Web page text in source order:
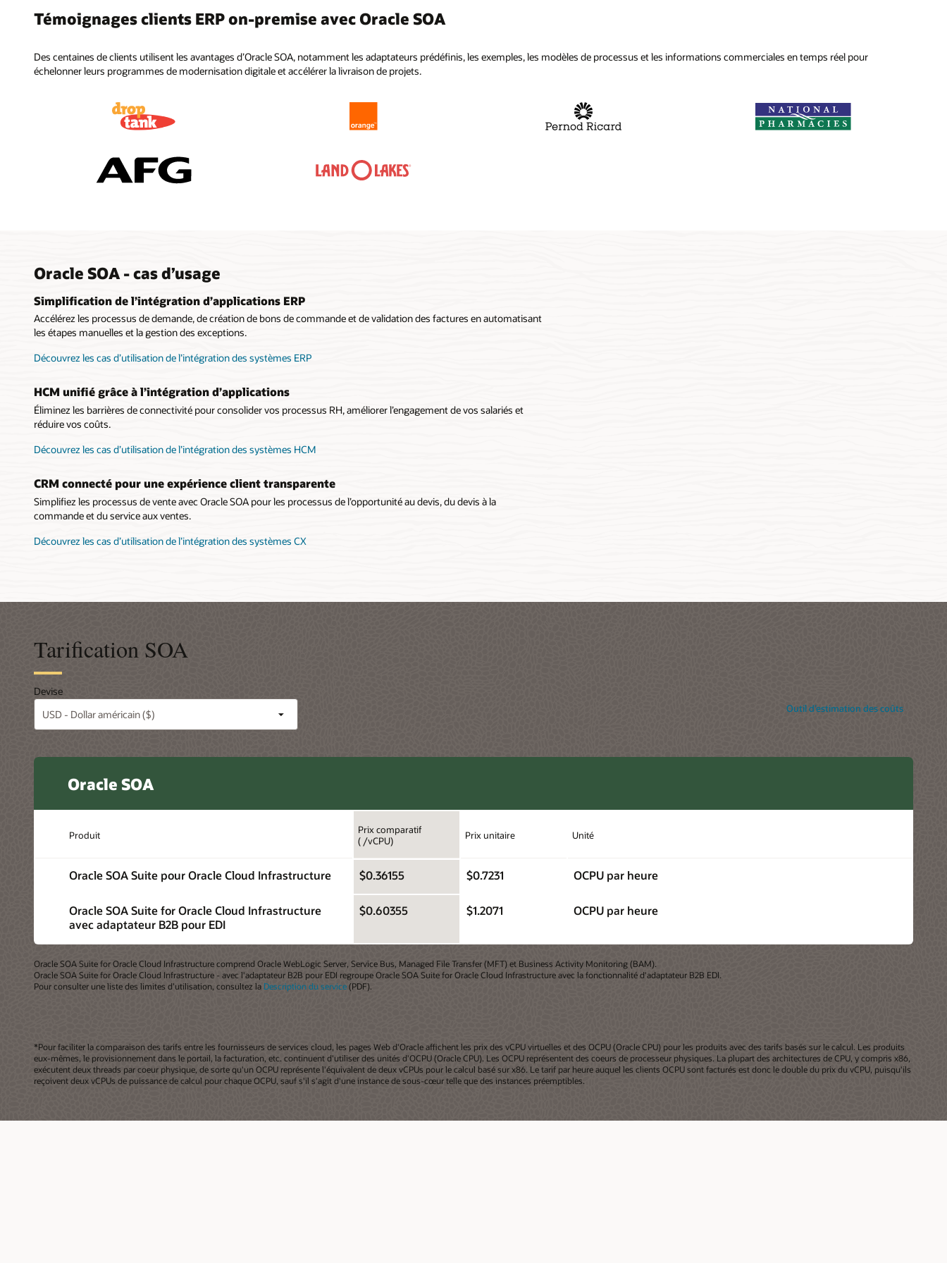
Témoignages clients ERP on-premise avec Oracle SOA
Des centaines de clients utilisent les avantages d’Oracle SOA, notamment les adaptateurs prédéfinis, les exemples, les modèles de processus et les informations commerciales en temps réel pour
échelonner leurs programmes de modernisation digitale et accélérer la livraison de projets.
Oracle SOA - cas d’usage
Simplification de l’intégration d’applications ERP
Accélérez les processus de demande, de création de bons de commande et de validation des factures en automatisant
les étapes manuelles et la gestion des exceptions.
Découvrez les cas d’utilisation de l’intégration des systèmes ERP
HCM unifié grâce à l’intégration d’applications
Éliminez les barrières de connectivité pour consolider vos processus RH, améliorer l’engagement de vos salariés et
réduire vos coûts.
Découvrez les cas d’utilisation de l’intégration des systèmes HCM
CRM connecté pour une expérience client transparente
Simplifiez les processus de vente avec Oracle SOA pour les processus de l’opportunité au devis, du devis à la
commande et du service aux ventes.
Découvrez les cas d’utilisation de l’intégration des systèmes CX
Tarification SOA
Devise
Outil d’estimation des coûts
Oracle SOA
Produit
Prix comparatif
( /vCPU)
Prix unitaire Unité
Oracle SOA Suite pour Oracle Cloud Infrastructure $0.36155 $0.7231 OCPU par heure
Oracle SOA Suite for Oracle Cloud Infrastructure
avec adaptateur B2B pour EDI
$0.60355 $1.2071 OCPU par heure
Oracle SOA Suite for Oracle Cloud Infrastructure comprend Oracle WebLogic Server, Service Bus, Managed File Transfer (MFT) et Business Activity Monitoring (BAM).
Oracle SOA Suite for Oracle Cloud Infrastructure - avec l'adaptateur B2B pour EDI regroupe Oracle SOA Suite for Oracle Cloud Infrastructure avec la fonctionnalité d'adaptateur B2B EDI.
Pour consulter une liste des limites d’utilisation, consultez la Description du service (PDF).
*Pour faciliter la comparaison des tarifs entre les fournisseurs de services cloud, les pages Web d'Oracle affichent les prix des vCPU virtuelles et des OCPU (Oracle CPU) pour les produits avec des tarifs basés sur le calcul. Les produits
eux-mêmes, le provisionnement dans le portail, la facturation, etc. continuent d'utiliser des unités d'OCPU (Oracle CPU). Les OCPU représentent des coeurs de processeur physiques. La plupart des architectures de CPU, y compris x86,
exécutent deux threads par coeur physique, de sorte qu'un OCPU représente l'équivalent de deux vCPUs pour le calcul basé sur x86. Le tarif par heure auquel les clients OCPU sont facturés est donc le double du prix du vCPU, puisqu'ils
reçoivent deux vCPUs de puissance de calcul pour chaque OCPU, sauf s'il s'agit d'une instance de sous-cœur telle que des instances préemptibles.